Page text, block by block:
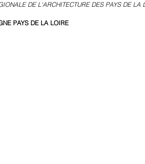
DE L'ARCHITECTURE DES PAYS DE LA
PAYS DE LA LOIRE